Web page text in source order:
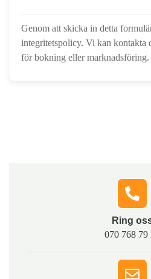
Ring
070 768 79
Genom att skicka in detta
integritetspolicy. Vi kan kontakta
för bokning eller marknadsföring.